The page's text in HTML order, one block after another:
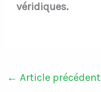
véridiques.
← Article précédent